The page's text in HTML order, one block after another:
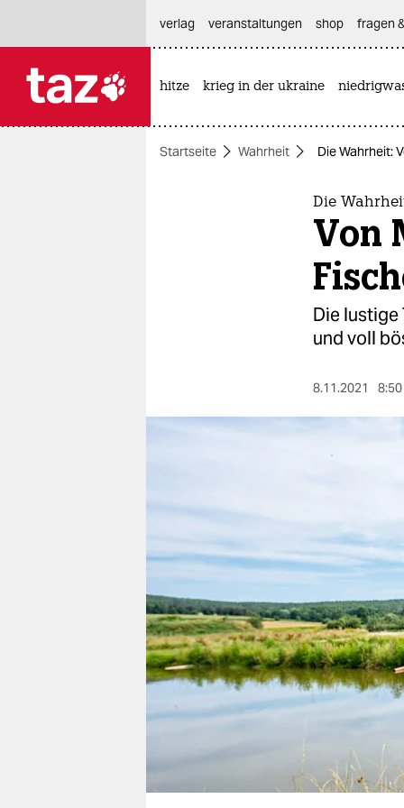
themen
verlag
veranstaltungen
shop
fragen & hilfe
unterstützen
verlag
veranstaltungen shop fragen
hitze krieg in der ukraine
Startseite Wahrheit Die Wahrheit:
Die
Von
Die lustige
und voll
8.11.2021